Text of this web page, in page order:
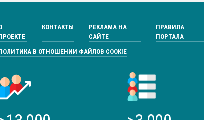
КОНТАКТЫ
РЕКЛАМА НА
САЙТЕ
ПРАВИЛА
ПОРТАЛА
В ОТНОШЕНИИ ФАЙЛОВ COOKIE